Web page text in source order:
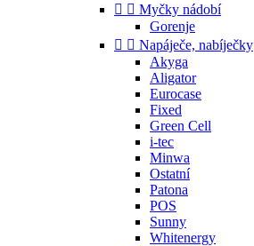
  Myčky nádobí
Gorenje
  Napáječe, nabíječky
Akyga
Aligator
Eurocase
Fixed
Green Cell
i-tec
Minwa
Ostatní
Patona
POS
Sunny
Whitenergy